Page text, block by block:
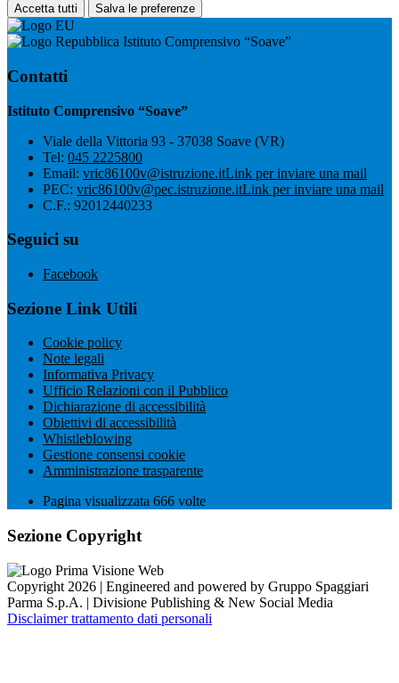
Accetta tutti Salva le preferenze
Istituto Comprensivo “Soave”
Contatti
Istituto Comprensivo “Soave”
Viale della Vittoria 93 - 37038 Soave (VR)
Tel: 045 2225800
Email: vric86100v@istruzione.itLink per inviare una mail
PEC: vric86100v@pec.istruzione.itLink per inviare una mail
C.F.: 92012440233
Seguici su
Facebook
Sezione Link Utili
Cookie policy
Note legali
Informativa Privacy
Ufficio Relazioni con il Pubblico
Dichiarazione di accessibilità
Obiettivi di accessibilità
Whistleblowing
Gestione consensi cookie
Amministrazione trasparente
Pagina visualizzata 666 volte
Sezione Copyright
Copyright 2026 | Engineered and powered by Gruppo Spaggiari
Parma S.p.A. | Divisione Publishing & New Social Media
Disclaimer trattamento dati personali